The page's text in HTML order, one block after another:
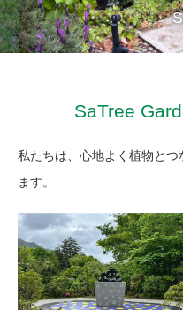
SaTree
私たちは、心地よく植物と
ます。